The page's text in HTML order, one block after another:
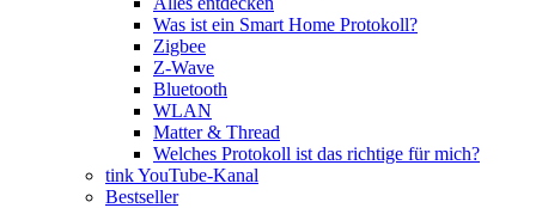
Was ist ein Smart Home Protokoll?
Zigbee
Z-Wave
Bluetooth
WLAN
Matter & Thread
Welches Protokoll ist das richtige für mich?
tink YouTube-Kanal
Bestseller